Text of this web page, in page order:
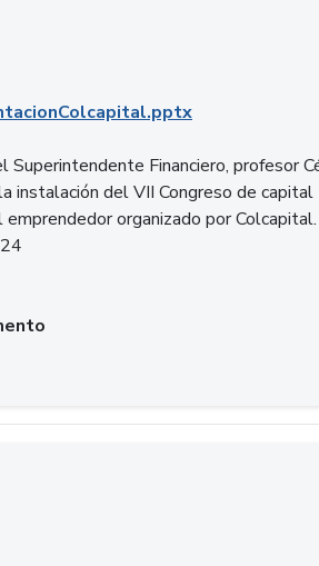
Superintendente Financiero, profesor
instalación del VII Congreso de capital
emprendedor organizado por